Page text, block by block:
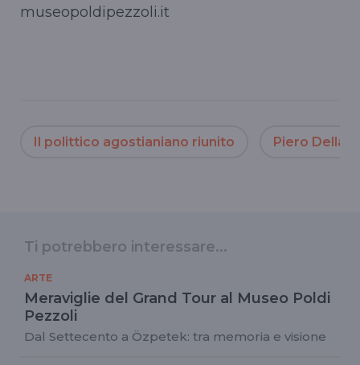
museopoldipezzoli.it
Il polittico agostianiano riunito Piero Della
Ti potrebbero interessare...
ARTE
Meraviglie del Grand Tour al Museo Poldi
Pezzoli
Dal Settecento a Özpetek: tra memoria e visione